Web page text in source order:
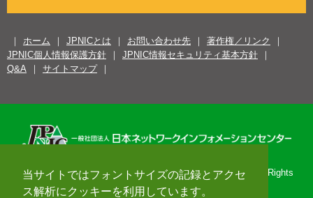
当サイトではフォントサイズの記録とアクセ
ス解析にクッキーを利用しています。
ホーム JPNICとは お問い合わせ先
著作権／リンク
JPNIC個人情報保護方針
JPNIC情報セキュリティ基本方針
Q&A
サイトマップ
Copyright© 1996-2026 Japan Network Information Center. All Rights
Reserved.